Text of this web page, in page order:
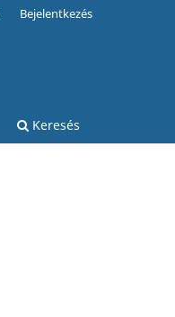
Keresés
Bejelentkezés